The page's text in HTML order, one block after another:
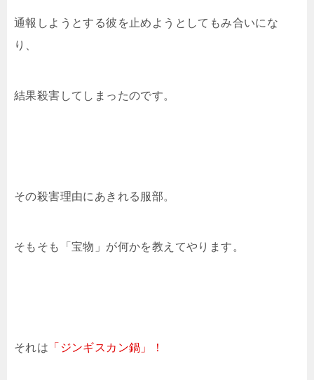
通報しようとする彼を止めようとしてもみ合いにな
り、
結果殺害してしまったのです。
その殺害理由にあきれる服部。
そもそも「宝物」が何かを教えてやります。
それは 「ジンギスカン鍋」！